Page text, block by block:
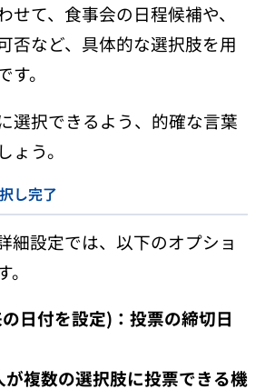
せて、食事会の日程候補や、
否など、具体的な選択肢を用
。
選択できるよう、的確な言葉
う。
し完了
細設定では、以下のオプショ
日付を設定) ：投票の締切日
が複数の選択肢に投票できる機